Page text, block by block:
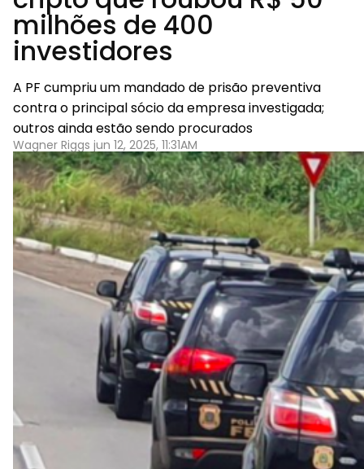
milhões de 400
investidores
A PF cumpriu um mandado de prisão preventiva
contra o principal sócio da empresa investigada;
outros ainda estão sendo procurados
Wagner Riggs jun 12, 2025, 11:31AM